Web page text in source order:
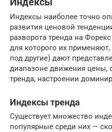
Индексы наиболее точно
развития ценовой
разворота тренда на
для которого их
под другие) дают
диапазоне движения цены,
тренда, настроении
Индексы тренда
Существует множество
популярные среди них —